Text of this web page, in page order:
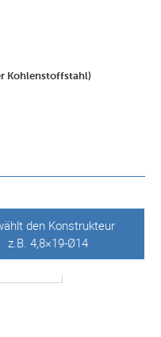
Kohlenstoffstahl)
den Konstrukteur
z.B. 4,8×19-Ø14